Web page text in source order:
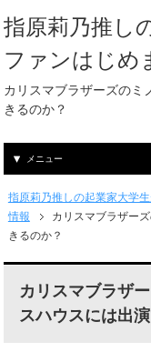
指原莉乃推し
ファンはじめ
カリスマブラザーズのミ
きるのか？
メニュー
指原莉乃推しの起業家大学
情報
カリスマブラザー
きるのか？
カリスマブラザ
スハウスには出